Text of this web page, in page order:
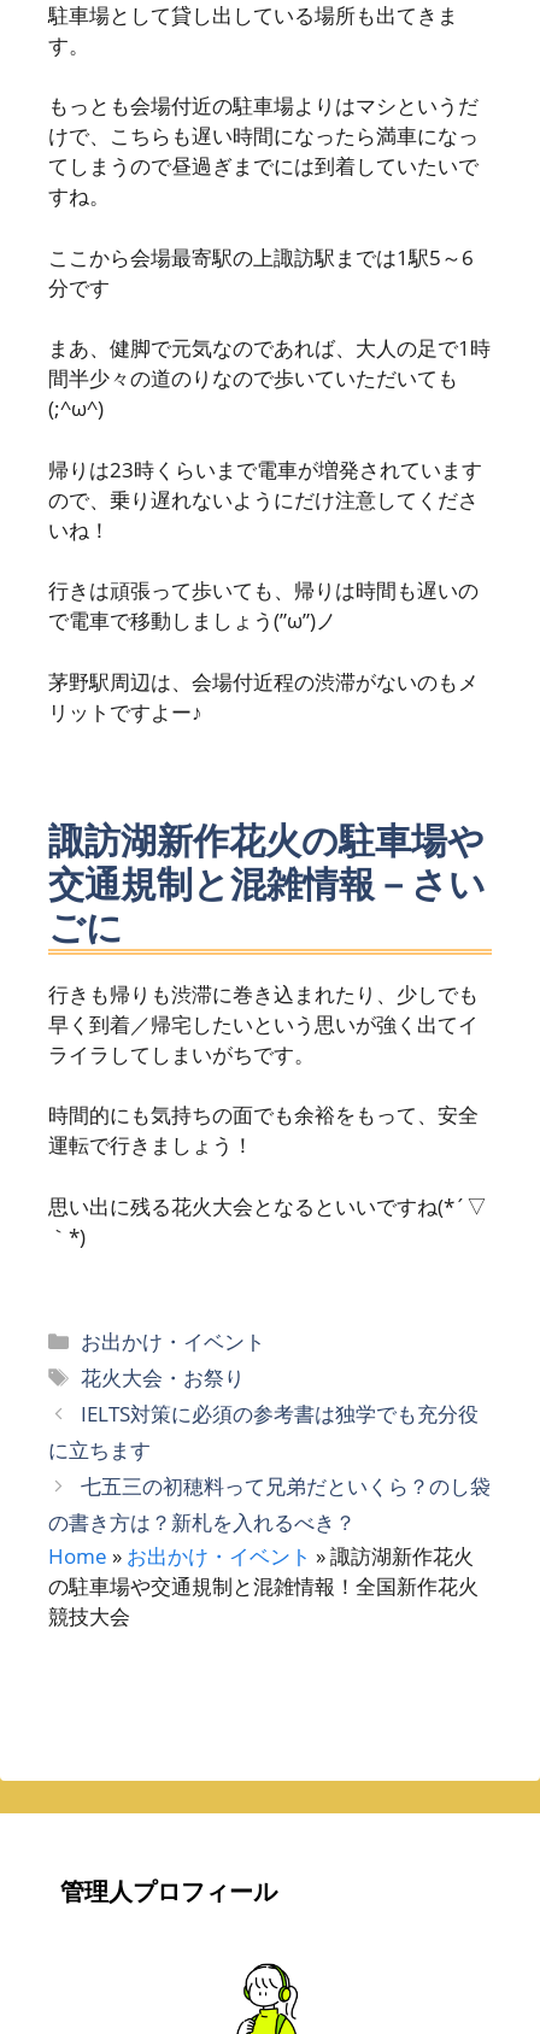
駐車場として貸し出している場所も出てきま
す。
もっとも会場付近の駐車場よりはマシというだ
けで、こちらも遅い時間になったら満車になっ
てしまうので昼過ぎまでには到着していたいで
すね。
ここから会場最寄駅の上諏訪駅までは1駅5～6
分です
まあ、健脚で元気なのであれば、大人の足で1時
間半少々の道のりなので歩いていただいても
(;^ω^)
帰りは23時くらいまで電車が増発されています
ので、乗り遅れないようにだけ注意してくださ
いね！
行きは頑張って歩いても、帰りは時間も遅いの
で電車で移動しましょう(”ω”)ノ
茅野駅周辺は、会場付近程の渋滞がないのもメ
リットですよー♪
諏訪湖新作花火の駐車場や
交通規制と混雑情報－さい
ごに
行きも帰りも渋滞に巻き込まれたり、少しでも
早く到着／帰宅したいという思いが強く出てイ
ライラしてしまいがちです。
時間的にも気持ちの面でも余裕をもって、安全
運転で行きましょう！
思い出に残る花火大会となるといいですね(*´▽
｀*)
カ
テ
リ
ー
お出かけ・イベント
タ
グ
花火大会・お祭り
IELTS対策に必須の参考書は独学でも充分役
に立ちます
七五三の初穂料って兄弟だといくら？のし袋
の書き方は？新札を入れるべき？
Home » お出かけ・イベント »諏訪湖新作花火
の駐車場や交通規制と混雑情報！全国新作花火
競技大会
管理人プロフィール